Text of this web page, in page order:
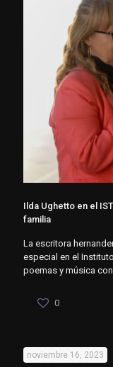
Ilda Ughetto en el
familia
La escritora
especial en el
poemas y música
0
noviembre 16, 2023